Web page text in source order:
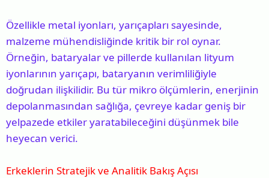
Özellikle metal iyonları, yarıçapları sayesinde,
malzeme mühendisliğinde kritik bir rol oynar.
Örneğin, bataryalar ve pillerde kullanılan lityum
iyonlarının yarıçapı, bataryanın verimliliğiyle
doğrudan ilişkilidir. Bu tür mikro ölçümlerin, enerjinin
depolanmasından sağlığa, çevreye kadar geniş bir
yelpazede etkiler yaratabileceğini düşünmek bile
heyecan verici.
Erkeklerin Stratejik ve Analitik Bakış Açısı